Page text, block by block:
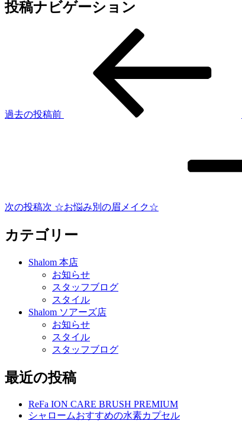
投稿ナビゲーション
過去の投稿前
次の投稿次 ☆お悩み別の眉メイク☆
カテゴリー
Shalom 本店
お知らせ
スタッフブログ
スタイル
Shalom ソアーズ店
お知らせ
スタイル
スタッフブログ
最近の投稿
ReFa ION CARE BRUSH PREMIUM
シャロームおすすめの水素カプセル